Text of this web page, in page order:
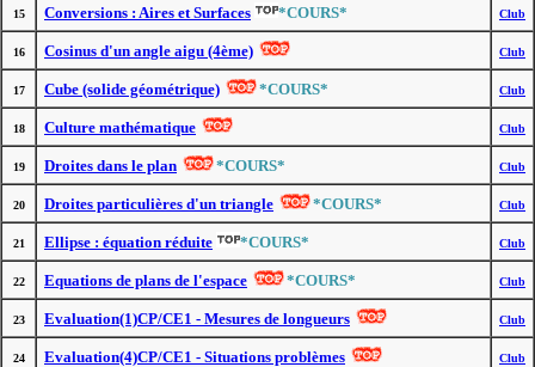
15 Conversions : Aires et Surfaces *COURS* Club
16 Cosinus d'un angle aigu (4ème) Club
17 Cube (solide géométrique) *COURS* Club
18 Culture mathématique Club
19 Droites dans le plan *COURS* Club
20 Droites particulières d'un triangle *COURS* Club
21 Ellipse : équation réduite *COURS* Club
22 Equations de plans de l'espace *COURS* Club
23 Evaluation(1)CP/CE1 - Mesures de longueurs Club
24 Evaluation(4)CP/CE1 - Situations problèmes Club